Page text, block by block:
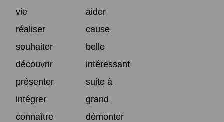
vie
aider
réaliser
cause
souhaiter
belle
découvrir
intéressant
présenter
suite à
intégrer
grand
connaître
démonter